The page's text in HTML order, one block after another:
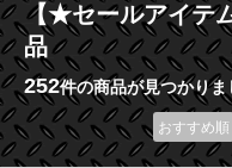
【★セールアイテ
品
252件の商品が見つかりま
おすすめ順